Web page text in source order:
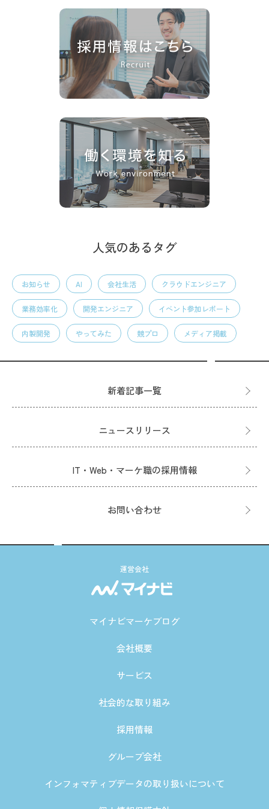
人気のあるタグ
お知らせ AI 会社生活 クラウドエンジニア
業務効率化 開発エンジニア イベント参加レポート
内製開発 やってみた 競プロ メディア掲載
新着記事一覧
ニュースリリース
IT・Web・マーケ職の採用情報
お問い合わせ
運営会社
マイナビマーケブログ
会社概要
サービス
社会的な取り組み
採用情報
グループ会社
インフォマティブデータの取り扱いについて